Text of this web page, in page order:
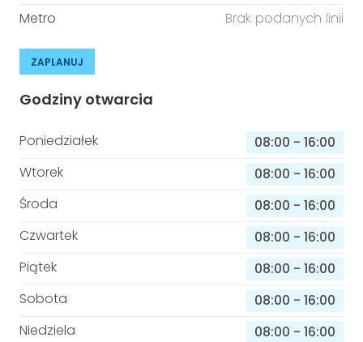
Metro
Brak podanych linii
ZAPLANUJ
Godziny otwarcia
Poniedziałek 08:00 - 16:00
Wtorek
08:00 - 16:00
Środa
08:00 - 16:00
Czwartek
08:00 - 16:00
Piątek
08:00 - 16:00
Sobota
08:00 - 16:00
Niedziela
08:00 - 16:00